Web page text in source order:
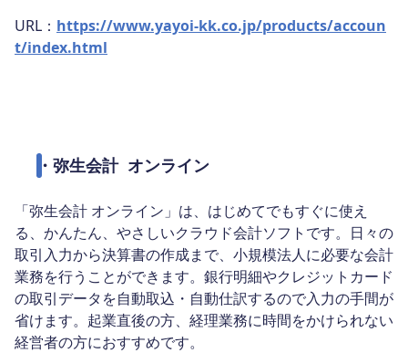
URL： https://www.yayoi-kk.co.jp/products/accoun
t/index.html
・ 弥生会計 オンライン
「弥生会計 オンライン」は、はじめてでもすぐに使え
る、かんたん、やさしいクラウド会計ソフトです。日々の
取引入力から決算書の作成まで、小規模法人に必要な会計
業務を行うことができます。銀行明細やクレジットカード
の取引データを自動取込・自動仕訳するので入力の手間が
省けます。起業直後の方、経理業務に時間をかけられない
経営者の方におすすめです。